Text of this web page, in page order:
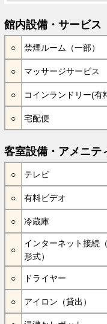
館内設備・サービス
禁煙ルーム（一部）
マッサージサービス
コインランドリー(有
宅配便
客室設備・アメニテ
テレビ
有料ビデオ
冷蔵庫
インターネット接続
形式）
ドライヤー
アイロン（貸出）